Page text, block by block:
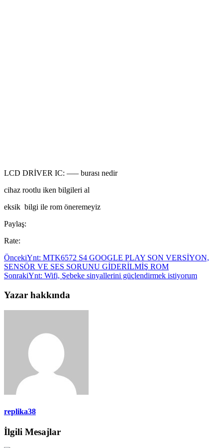
LCD DRİVER IC: —– burası nedir
cihaz rootlu iken bilgileri al
eksik bilgi ile rom öneremeyiz
Paylaş:
Rate:
ÖncekiYnt: MTK6572 S4 GOOGLE PLAY SON VERSİYON,
SENSÖR VE SES SORUNU GİDERİLMİŞ ROM
SonrakiYnt: Wifi, Şebeke sinyallerini güçlendirmek istiyorum
Yazar hakkında
replika38
İlgili Mesajlar